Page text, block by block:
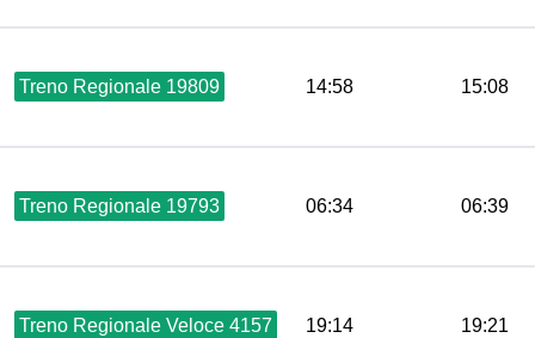
Treno Regionale 19809 14:58 15:08
Treno Regionale 19793 06:34 06:39
Treno Regionale Veloce 4157 19:14 19:21